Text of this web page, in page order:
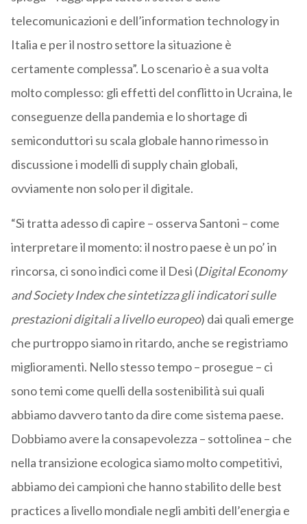
telecomunicazioni e dell’information technology in
Italia e per il nostro settore la situazione è
certamente complessa”. Lo scenario è a sua volta
molto complesso: gli effetti del conflitto in Ucraina, le
conseguenze della pandemia e lo shortage di
semiconduttori su scala globale hanno rimesso in
discussione i modelli di supply chain globali,
ovviamente non solo per il digitale.
“Si tratta adesso di capire – osserva Santoni – come
interpretare il momento: il nostro paese è un po’ in
rincorsa, ci sono indici come il Desi (Digital Economy
and Society Index che sintetizza gli indicatori sulle
prestazioni digitali a livello europeo) dai quali emerge
che purtroppo siamo in ritardo, anche se registriamo
miglioramenti. Nello stesso tempo – prosegue – ci
sono temi come quelli della sostenibilità sui quali
abbiamo davvero tanto da dire come sistema paese.
Dobbiamo avere la consapevolezza – sottolinea – che
nella transizione ecologica siamo molto competitivi,
abbiamo dei campioni che hanno stabilito delle best
practices a livello mondiale negli ambiti dell’energia e